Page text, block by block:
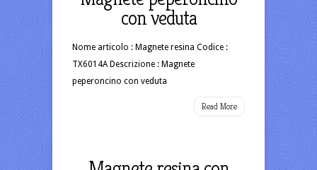
con veduta
Nome articolo : Magnete resina Codice :
TX6014A Descrizione : Magnete
peperoncino con veduta
Read More